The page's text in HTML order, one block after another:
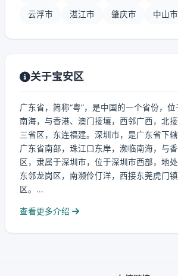
云浮市 湛江市 肇庆市 中山市
关于宝安区
广东省，简称“粤”，是中国的一个省份，
南海，与香港、澳门接壤，西邻广西，北
三省区，东连福建。深圳市，是广东省下
广东省南部，珠江口东岸，濒临南海，与
区，隶属于深圳市，位于深圳市西部，地处
东邻龙岗区，南濒伶仃洋，西接东莞虎门
区。...
查看更多介绍